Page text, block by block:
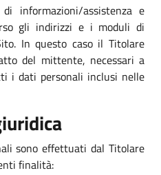
informazioni/assistenza e
gli indirizzi e i moduli di
In questo caso il Titolare
del mittente, necessari a
i dati personali inclusi nelle
sono effettuati dal Titolare
finalità: